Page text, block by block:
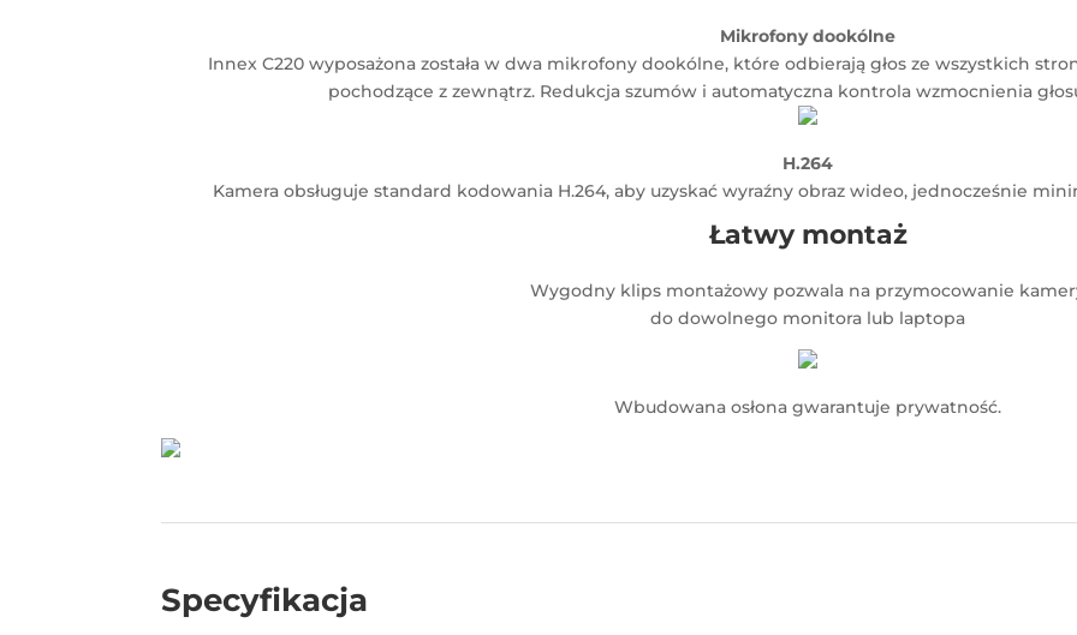
Mikrofony dookólne
Innex C220 wyposażona została w dwa mikrofony dookólne, które odbierają głos ze wszystkich
pochodzące z zewnątrz. Redukcja szumów i automatyczna kontrola wzmocnienia
H.264
Kamera obsługuje standard kodowania H.264, aby uzyskać wyraźny obraz wideo, jednocześnie
Łatwy montaż
Wygodny klips montażowy pozwala na przymocowanie
do dowolnego monitora lub laptopa
Wbudowana osłona gwarantuje prywatność.
Specyfikacja